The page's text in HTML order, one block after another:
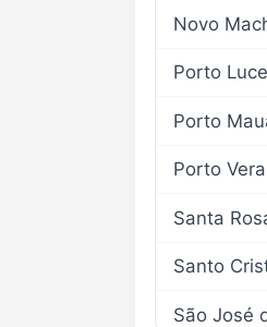
Novo
Porto
Porto
Porto
Santa
Santo
São José